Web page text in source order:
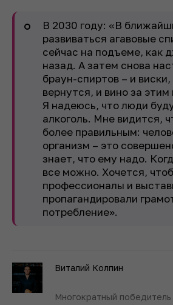
В 2030 году: «В
развиваться агавовые
сейчас на подъеме, как
назад. А затем снова
браун-спиртов – и виски,
вернутся, и вино за
Я надеюсь, что люди
алкоголь. Мне видится,
более правильным:
организм – это
знает, что ему надо.
все можно. Хочется,
профессионалы и
пропагандировали
потребление».
Виталий Колпин
Многократный победитель